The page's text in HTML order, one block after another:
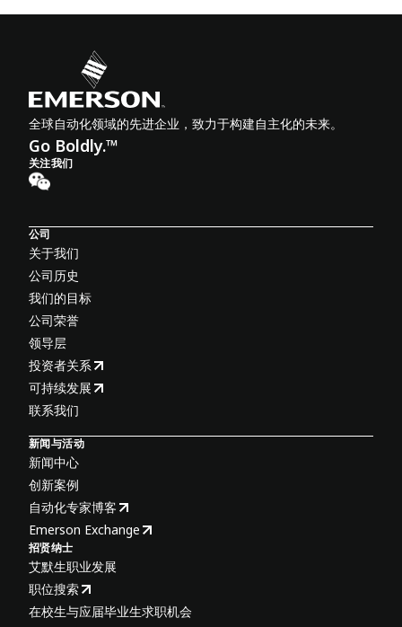
全球自动化领域的先进企业，致力于构建自主化的未来。
Go Boldly.™
关注我们
公司
关于我们
公司历史
我们的目标
公司荣誉
领导层
投资者关系
可持续发展
联系我们
新闻与活动
新闻中心
创新案例
自动化专家博客
Emerson Exchange
招贤纳士
艾默生职业发展
职位搜索
在校生与应届毕业生求职机会